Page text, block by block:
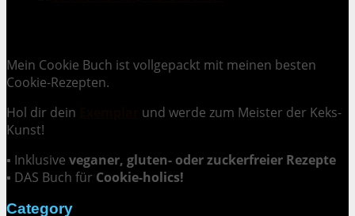
Mein Cookie Buch ist vollgepackt mit meinen besten
Cookie-Rezepten.
Hol dir dein
und werde zum Meister der Keks-
Kunst!
▪ Inklusive veganer, gluten- oder zuckerfreier Rezepte
▪ DAS Buch für Cookie-holics!
Category